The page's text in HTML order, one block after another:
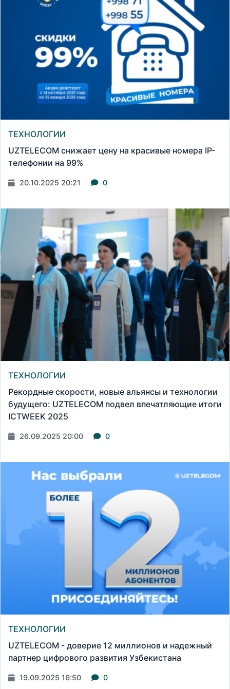
ТЕХНОЛОГИИ
UZTELECOM снижает цену на красивые номера IP-
телефонии на 99%
20.10.2025 20:21 0
ТЕХНОЛОГИИ
Рекордные скорости, новые альянсы и технологии
будущего: UZTELECOM подвел впечатляющие итоги
ICTWEEK 2025
26.09.2025 20:00 0
ТЕХНОЛОГИИ
UZTELECOM - доверие 12 миллионов и надежный
партнер цифрового развития Узбекистана
19.09.2025 16:50 0